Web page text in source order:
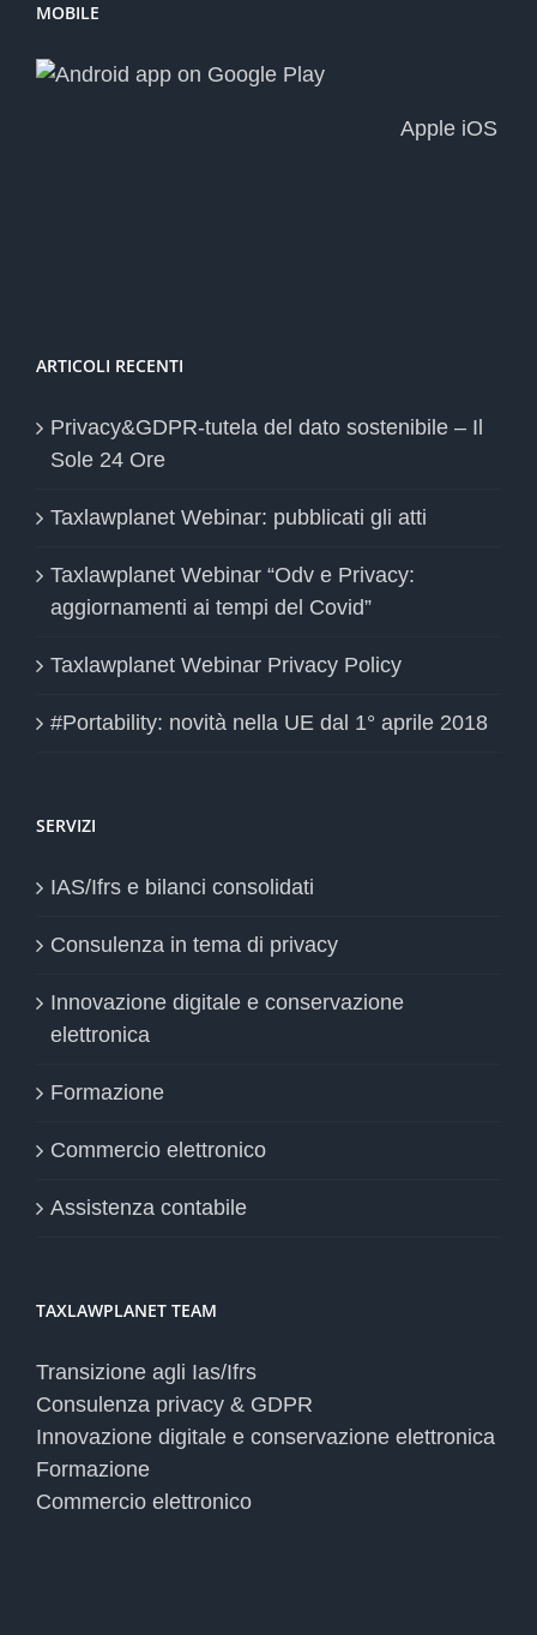
MOBILE
Apple iOS
ARTICOLI RECENTI
Privacy&GDPR-tutela del dato sostenibile – Il
Sole 24 Ore
Taxlawplanet Webinar: pubblicati gli atti
Taxlawplanet Webinar “Odv e Privacy:
aggiornamenti ai tempi del Covid”
Taxlawplanet Webinar Privacy Policy
#Portability: novità nella UE dal 1° aprile 2018
SERVIZI
IAS/Ifrs e bilanci consolidati
Consulenza in tema di privacy
Innovazione digitale e conservazione
elettronica
Formazione
Commercio elettronico
Assistenza contabile
TAXLAWPLANET TEAM
Transizione agli Ias/Ifrs
Consulenza privacy & GDPR
Innovazione digitale e conservazione elettronica
Formazione
Commercio elettronico